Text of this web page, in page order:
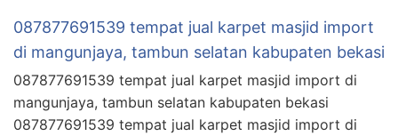
087877691539 tempat jual karpet masjid import
di mangunjaya, tambun selatan kabupaten bekasi
087877691539 tempat jual karpet masjid import di
mangunjaya, tambun selatan kabupaten bekasi
087877691539 tempat jual karpet masjid import di